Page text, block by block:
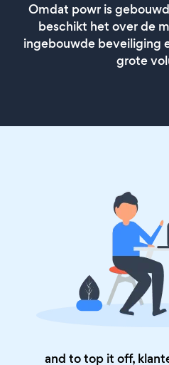
Omdat powr is
beschikt het over de
ingebouwde beveiliging
grote
and to top it off,